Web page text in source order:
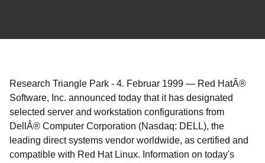
Research Triangle Park - 4. Februar 1999 — Red HatÂ®
Software, Inc. announced today that it has designated
selected server and workstation configurations from
DellÂ® Computer Corporation (Nasdaq: DELL), the
leading direct systems vendor worldwide, as certified and
compatible with Red Hat Linux. Information on today's